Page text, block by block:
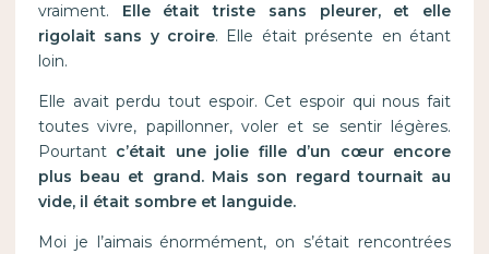
vraiment. Elle était triste sans pleurer, et elle
rigolait sans y croire. Elle était présente en étant
loin.
Elle avait perdu tout espoir. Cet espoir qui nous fait
toutes vivre, papillonner, voler et se sentir légères.
Pourtant c’était une jolie fille d’un cœur encore
plus beau et grand. Mais son regard tournait au
vide, il était sombre et languide.
Moi je l’aimais énormément, on s’était rencontrées